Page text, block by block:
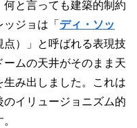
と言っても建築的制約
ジョは「 ディ・ソッ
点）」と呼ばれる表現技
ムの天井がそのまま天
み出しました。これは
イリュージョニズム的